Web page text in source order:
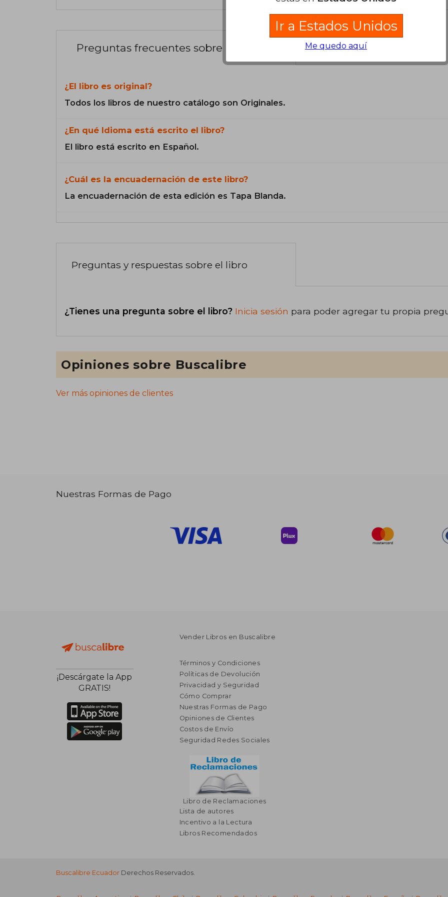
Preguntas frecuentes sobre el libro
¿El libro es original?
Todos los libros de nuestro catálogo son Originales.
¿En qué Idioma está escrito el libro?
El libro está escrito en Español.
¿Cuál es la encuadernación de este libro?
La encuadernación de esta edición es Tapa Blanda.
Preguntas y respuestas sobre el libro
¿Tienes una pregunta sobre el libro? Inicia sesión para poder agregar tu propia
Opiniones sobre Buscalibre
Ver más opiniones de clientes
Nuestras Formas de Pago
¡Descárgate la App
GRATIS!
Vender Libros en Buscalibre
Términos y Condiciones
Políticas de Devolución
Privacidad y Seguridad
Cómo Comprar
Nuestras Formas de Pago
Opiniones de Clientes
Costos de Envío
Seguridad Redes Sociales
Libro de Reclamaciones
Lista de autores
Incentivo a la Lectura
Libros Recomendados
Buscalibre Ecuador Derechos Reservados.
Ir a Estados Unidos
Me quedo aquí